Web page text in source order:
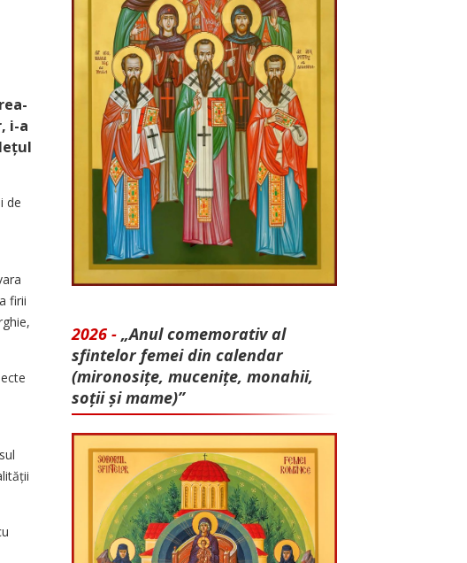
i-a
de
firii
2026 - „Anul comemorativ al
sfintelor femei din calendar
(mironosițe, mu­cenițe, monahii,
soții și mame)”